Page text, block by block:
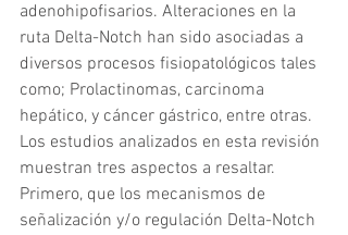
adenohipofisarios. Alteraciones en la
ruta Delta-Notch han sido asociadas a
diversos procesos fisiopatológicos tales
como; Prolactinomas, carcinoma
hepático, y cáncer gástrico, entre otras.
Los estudios analizados en esta revisión
muestran tres aspectos a resaltar.
Primero, que los mecanismos de
señalización y/o regulación Delta-Notch